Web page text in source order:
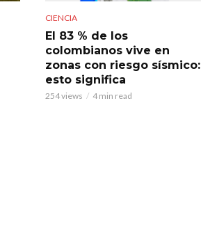
CIENCIA
El 83 % de los
colombianos vive en
zonas con riesgo sísmico:
esto significa
254 views 4 min read